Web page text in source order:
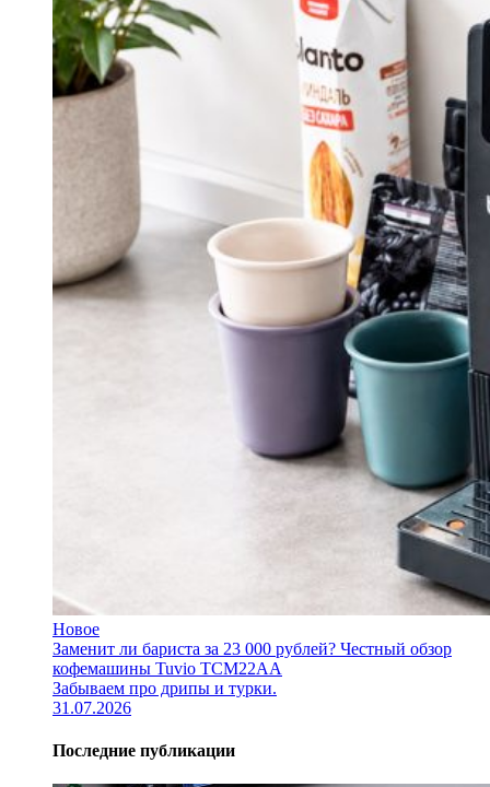
Новое
Заменит ли бариста за 23 000 рублей? Честный обзор
кофемашины Tuvio TCM22AA
Забываем про дрипы и турки.
31.07.2026
Последние публикации